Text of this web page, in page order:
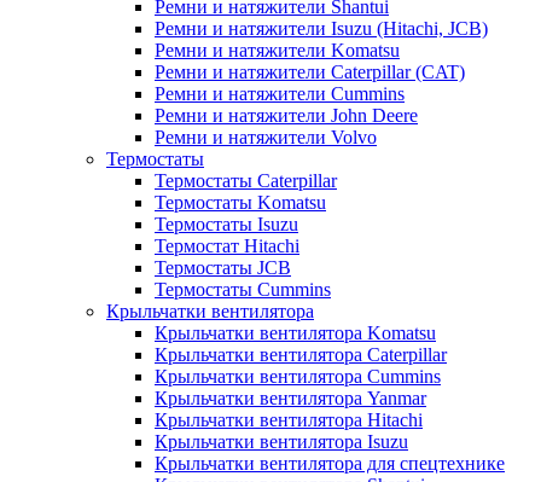
Ремни и натяжители Shantui
Ремни и натяжители Isuzu (Hitachi, JCB)
Ремни и натяжители Komatsu
Ремни и натяжители Caterpillar (CAT)
Ремни и натяжители Cummins
Ремни и натяжители John Deere
Ремни и натяжители Volvo
Термостаты
Термостаты Caterpillar
Термостаты Komatsu
Термостаты Isuzu
Термостат Hitachi
Термостаты JCB
Термостаты Cummins
Крыльчатки вентилятора
Крыльчатки вентилятора Komatsu
Крыльчатки вентилятора Caterpillar
Крыльчатки вентилятора Cummins
Крыльчатки вентилятора Yanmar
Крыльчатки вентилятора Hitachi
Крыльчатки вентилятора Isuzu
Крыльчатки вентилятора для спецтехнике